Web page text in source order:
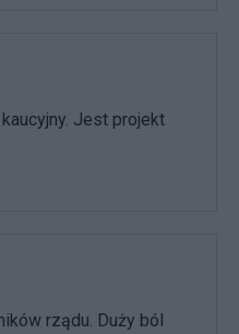
Jest projekt
rządu. Duży ból